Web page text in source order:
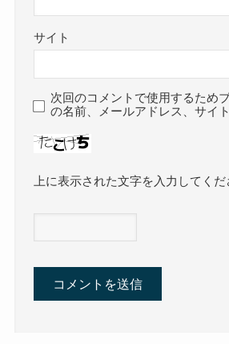
サイト
次回のコメントで使用するため
の名前、メールアドレス、サイ
上に表示された文字を入力してくだ